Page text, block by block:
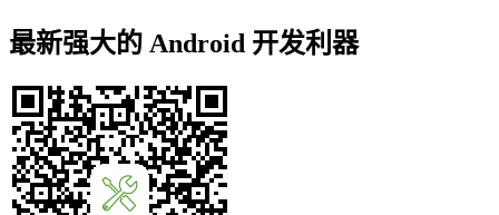
最新强大的 Android 开发利器